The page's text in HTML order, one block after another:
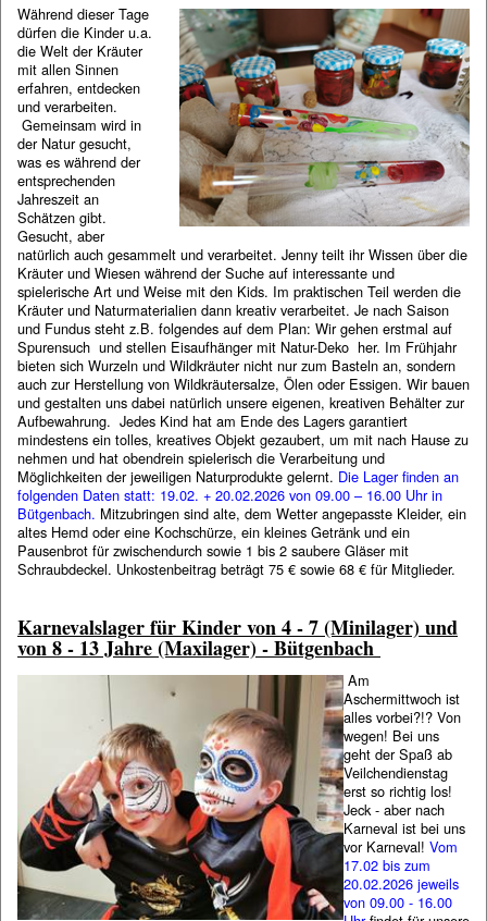
Während dieser Tage
dürfen die Kinder u.a.
die Welt der Kräuter
mit allen Sinnen
erfahren, entdecken
und verarbeiten.
Gemeinsam wird in
der Natur gesucht,
was es während der
entsprechenden
Jahreszeit an
Schätzen gibt.
Gesucht, aber
natürlich auch gesammelt und verarbeitet. Jenny teilt ihr Wissen über die
Kräuter und Wiesen während der Suche auf interessante und
spielerische Art und Weise mit den Kids. Im praktischen Teil werden die
Kräuter und Naturmaterialien dann kreativ verarbeitet. Je nach Saison
und Fundus steht z.B. folgendes auf dem Plan: Wir gehen erstmal auf
Spurensuch und stellen Eisaufhänger mit Natur-Deko her. Im Frühjahr
bieten sich Wurzeln und Wildkräuter nicht nur zum Basteln an, sondern
auch zur Herstellung von Wildkräutersalze, Ölen oder Essigen. Wir bauen
und gestalten uns dabei natürlich unsere eigenen, kreativen Behälter zur
Aufbewahrung. Jedes Kind hat am Ende des Lagers garantiert
mindestens ein tolles, kreatives Objekt gezaubert, um mit nach Hause zu
nehmen und hat obendrein spielerisch die Verarbeitung und
Möglichkeiten der jeweiligen Naturprodukte gelernt. Die Lager finden an
folgenden Daten statt: 19.02. + 20.02.2026 von 09.00 – 16.00 Uhr in
Bütgenbach. Mitzubringen sind alte, dem Wetter angepasste Kleider, ein
altes Hemd oder eine Kochschürze, ein kleines Getränk und ein
Pausenbrot für zwischendurch sowie 1 bis 2 saubere Gläser mit
Schraubdeckel. Unkostenbeitrag beträgt 75 € sowie 68 € für Mitglieder.
Karnevalslager für Kinder von 4 - 7 (Minilager) und
von 8 - 13 Jahre (Maxilager) - Bütgenbach
Am
Aschermittwoch ist
alles vorbei?!? Von
wegen! Bei uns
geht der Spaß ab
Veilchendienstag
erst so richtig los!
Jeck - aber nach
Karneval ist bei uns
vor Karneval! Vom
17.02 bis zum
20.02.2026 jeweils
von 09.00 - 16.00